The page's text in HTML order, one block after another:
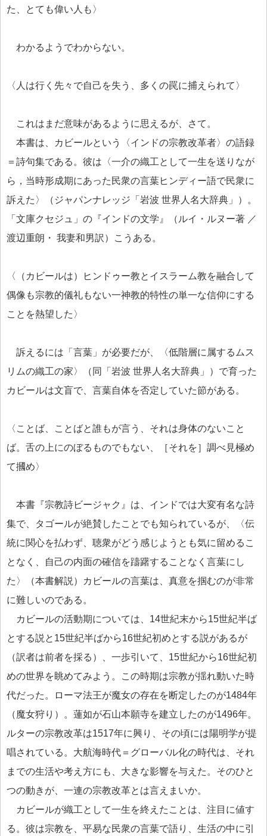
た、とても偉い人も〉
わかるようでわからない。
〈人は行く先々で自己を失う、多くの罠に捕えられて〉
これはまだ意味があるように思えるが、さて。
本書は、カビールという〈インドの宗教改革者〉の語録
＝詩句集である。彼は〈一介の織工として一生を送りなが
ら，当時形成期にあった民衆の言葉ヒンディー語で民衆に
訴えた〉（ジャパンナレッジ「岩波 世界人名大辞典」）。
「文庫クセジュ」の『インドの文学』（ルイ・ルヌー著 ／
渡辺重朗・ 我妻和男訳）こうある。
〈（カビールは）ヒンドゥー教とイスラーム教を融合して
偶像も宗教的儀礼もない一神教的特性の単一な信仰にする
ことを熱望した〉
訴えるには「言葉」が必要だが、〈低階層に属するムス
リムの織工の家〉（同「岩波 世界人名大辞典」）で育った
カビールは文盲で、言葉自体を否定していた節がある。
〈ことば、ことばと誰もが言う、それは身体のないこと
ば。舌の上にのぼるものでもない、［それを］調べ見極め
て摑め〉
本書『宗教詩ビージャク』は、インドでは大変有名な詩
集で、タゴールが絶賛したことでも知られているが、〈伝
統に関心を払わず、聴衆がどう感じようとも気に留めるこ
となく、自己の内面の確信を躊躇することなく言葉にし
た〉（本書解説）カビールの言葉は、真意を掴むのが非常
に難しいのである。
カビールの活動期については、14世紀末から15世紀半ば
とする説と15世紀半ばから16世紀初めとする説があるが
（訳者は前者を採る）、一歩引いて、15世紀から16世紀初
めの世界を眺めてみよう。この時期は宗教が揺れ動いた時
代だった。ローマ法王が魔女の存在を断定したのが1484年
（魔女狩り）。蓮如が石山本願寺を建立したのが1496年。
ルターの宗教改革は1517年に興り、その頃には陽明学が提
唱されている。大航海時代＝グローバル化の時代は、それ
までの生活や考え方にも、大きな影響を与えた。そのひと
つの動きが、一連の宗教改革とは言えまいか。
カビールが織工として一生を終えたことは、注目に値す
る。彼は宗教を、平易な民衆の言葉で語り、生活の中に引